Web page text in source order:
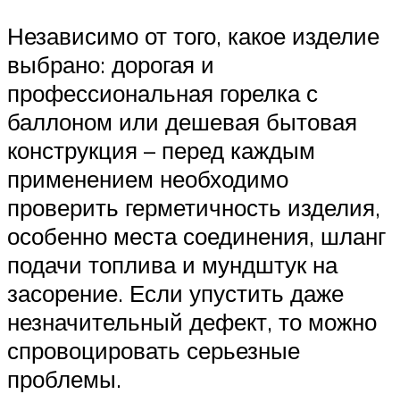
Независимо от того, какое изделие
выбрано: дорогая и
профессиональная горелка с
баллоном или дешевая бытовая
конструкция – перед каждым
применением необходимо
проверить герметичность изделия,
особенно места соединения, шланг
подачи топлива и мундштук на
засорение. Если упустить даже
незначительный дефект, то можно
спровоцировать серьезные
проблемы.